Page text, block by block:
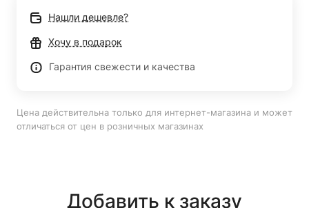
Нашли дешевле?
Хочу в подарок
Гарантия свежести и качества
Цена действительна только для интернет-магазина и может
отличаться от цен в розничных магазинах
Добавить к заказу